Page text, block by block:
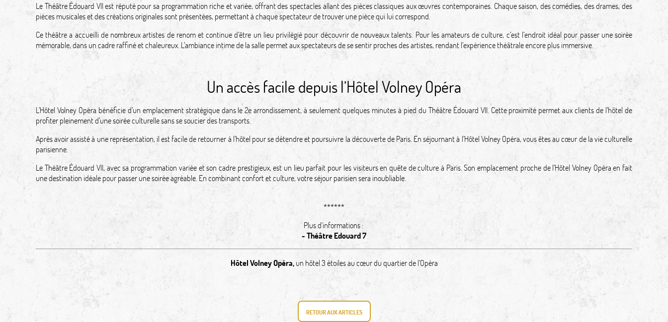
Le Théâtre Édouard VII est réputé pour sa programmation riche et variée, offrant des spectacles allant des pièces classiques aux œuvres contemporaines. Chaque saison, des comédies, des drames, des
pièces musicales et des créations originales sont présentées, permettant à chaque spectateur de trouver une pièce qui lui correspond.
Ce théâtre a accueilli de nombreux artistes de renom et continue d’être un lieu privilégié pour découvrir de nouveaux talents. Pour les amateurs de culture, c’est l’endroit idéal pour passer une soirée
mémorable, dans un cadre raffiné et chaleureux. L’ambiance intime de la salle permet aux spectateurs de se sentir proches des artistes, rendant l’expérience théâtrale encore plus immersive.
Un accès facile depuis l’Hôtel Volney Opéra
L’Hôtel Volney Opéra bénéficie d’un emplacement stratégique dans le 2e arrondissement, à seulement quelques minutes à pied du Théâtre Édouard VII. Cette proximité permet aux clients de l’hôtel de
profiter pleinement d’une soirée culturelle sans se soucier des transports.
Après avoir assisté à une représentation, il est facile de retourner à l’hôtel pour se détendre et poursuivre la découverte de Paris. En séjournant à l’Hôtel Volney Opéra, vous êtes au cœur de la vie culturelle
parisienne.
Le Théâtre Édouard VII, avec sa programmation variée et son cadre prestigieux, est un lieu parfait pour les visiteurs en quête de culture à Paris. Son emplacement proche de l’Hôtel Volney Opéra en fait
une destination idéale pour passer une soirée agréable. En combinant confort et culture, votre séjour parisien sera inoubliable.
******
Plus d'informations :
-Théâtre Edouard 7
Hôtel Volney Opéra,un hôtel 3 étoiles au cœur du quartier de l’Opéra
RETOUR AUX ARTICLES